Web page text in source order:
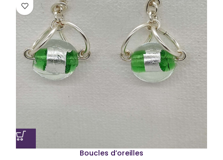
Boucles d’oreilles